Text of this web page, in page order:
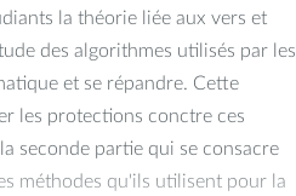
la théorie liée aux vers et
des algorithmes utilisés par les
et se répandre. Cette
les protections conctre ces
seconde partie qui se consacre
méthodes qu'ils utilisent pour la